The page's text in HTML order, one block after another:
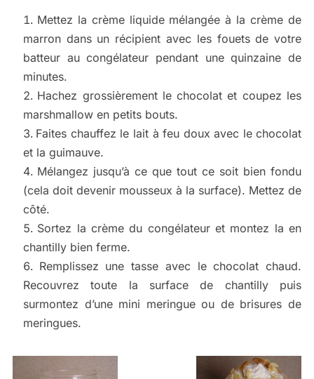
Mettez la crème liquide mélangée à la crème de
marron dans un récipient avec les fouets de votre
batteur au congélateur pendant une quinzaine de
minutes.
Hachez grossièrement le chocolat et coupez les
marshmallow en petits bouts.
Faites chauffez le lait à feu doux avec le chocolat
et la guimauve.
Mélangez jusqu’à ce que tout ce soit bien fondu
(cela doit devenir mousseux à la surface). Mettez de
côté.
Sortez la crème du congélateur et montez la en
chantilly bien ferme.
Remplissez une tasse avec le chocolat chaud.
Recouvrez toute la surface de chantilly puis
surmontez d’une mini meringue ou de brisures de
meringues.